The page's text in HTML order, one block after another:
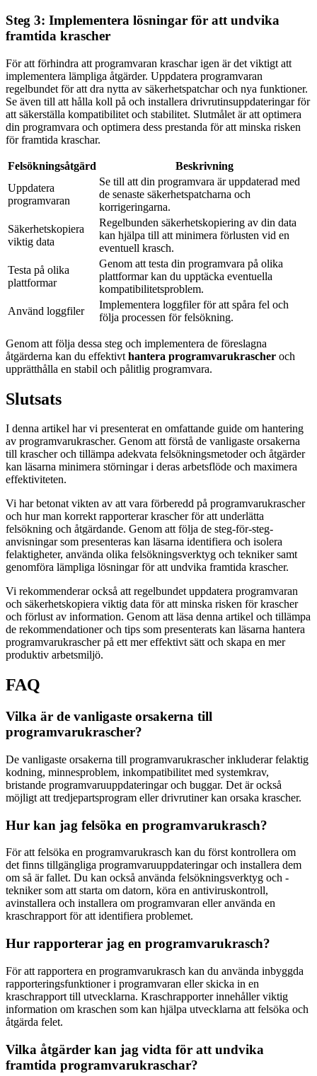
Steg 3: Implementera lösningar för att undvika
framtida krascher
För att förhindra att programvaran kraschar igen är det viktigt att
implementera lämpliga åtgärder. Uppdatera programvaran
regelbundet för att dra nytta av säkerhetspatchar och nya funktioner.
Se även till att hålla koll på och installera drivrutinsuppdateringar för
att säkerställa kompatibilitet och stabilitet. Slutmålet är att optimera
din programvara och optimera dess prestanda för att minska risken
för framtida kraschar.
Felsökningsåtgärd
Beskrivning
Uppdatera
programvaran
Se till att din programvara är uppdaterad med
de senaste säkerhetspatcharna och
korrigeringarna.
Säkerhetskopiera
viktig data
Regelbunden säkerhetskopiering av din data
kan hjälpa till att minimera förlusten vid en
eventuell krasch.
Testa på olika
plattformar
Genom att testa din programvara på olika
plattformar kan du upptäcka eventuella
kompatibilitetsproblem.
Använd loggfiler
Implementera loggfiler för att spåra fel och
följa processen för felsökning.
Genom att följa dessa steg och implementera de föreslagna
åtgärderna kan du effektivt hantera programvarukrascher och
upprätthålla en stabil och pålitlig programvara.
Slutsats
I denna artikel har vi presenterat en omfattande guide om hantering
av programvarukrascher. Genom att förstå de vanligaste orsakerna
till krascher och tillämpa adekvata felsökningsmetoder och åtgärder
kan läsarna minimera störningar i deras arbetsflöde och maximera
effektiviteten.
Vi har betonat vikten av att vara förberedd på programvarukrascher
och hur man korrekt rapporterar krascher för att underlätta
felsökning och åtgärdande. Genom att följa de steg-för-steg-
anvisningar som presenteras kan läsarna identifiera och isolera
felaktigheter, använda olika felsökningsverktyg och tekniker samt
genomföra lämpliga lösningar för att undvika framtida krascher.
Vi rekommenderar också att regelbundet uppdatera programvaran
och säkerhetskopiera viktig data för att minska risken för krascher
och förlust av information. Genom att läsa denna artikel och tillämpa
de rekommendationer och tips som presenterats kan läsarna hantera
programvarukrascher på ett mer effektivt sätt och skapa en mer
produktiv arbetsmiljö.
FAQ
Vilka är de vanligaste orsakerna till
programvarukrascher?
De vanligaste orsakerna till programvarukrascher inkluderar felaktig
kodning, minnesproblem, inkompatibilitet med systemkrav,
bristande programvaruuppdateringar och buggar. Det är också
möjligt att tredjepartsprogram eller drivrutiner kan orsaka krascher.
Hur kan jag felsöka en programvarukrasch?
För att felsöka en programvarukrasch kan du först kontrollera om
det finns tillgängliga programvaruuppdateringar och installera dem
om så är fallet. Du kan också använda felsökningsverktyg och -
tekniker som att starta om datorn, köra en antiviruskontroll,
avinstallera och installera om programvaran eller använda en
kraschrapport för att identifiera problemet.
Hur rapporterar jag en programvarukrasch?
För att rapportera en programvarukrasch kan du använda inbyggda
rapporteringsfunktioner i programvaran eller skicka in en
kraschrapport till utvecklarna. Kraschrapporter innehåller viktig
information om kraschen som kan hjälpa utvecklarna att felsöka och
åtgärda felet.
Vilka åtgärder kan jag vidta för att undvika
framtida programvarukraschar?